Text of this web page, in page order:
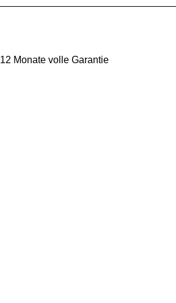
12 Monate volle Garantie